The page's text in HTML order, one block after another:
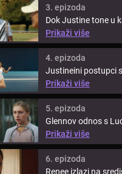
3. epizoda
Dok Justine tone u
tribunala, počinje
Prikaži više
4. epizoda
Justineini postupci
narušavaju njezin
Prikaži više
5. epizoda
Glennov odnos s
dok ulazi u četvrti
Prikaži više
6. epizoda
Renee izlazi na